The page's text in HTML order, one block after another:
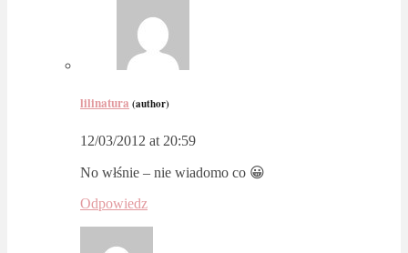
lilinatura (author)
12/03/2012 at 20:59
No włśnie – nie wiadomo co 😀
Odpowiedz